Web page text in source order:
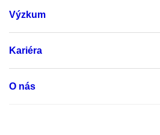
Výzkum
Kariéra
O nás